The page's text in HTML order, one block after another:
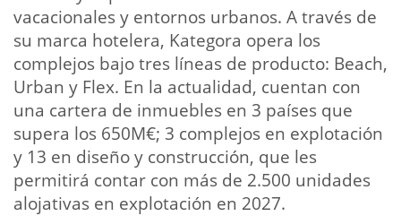
vacacionales y entornos urbanos. A través de
su marca hotelera, Kategora opera los
complejos bajo tres líneas de producto: Beach,
Urban y Flex. En la actualidad, cuentan con
una cartera de inmuebles en 3 países que
supera los 650M€; 3 complejos en explotación
y 13 en diseño y construcción, que les
permitirá contar con más de 2.500 unidades
alojativas en explotación en 2027.